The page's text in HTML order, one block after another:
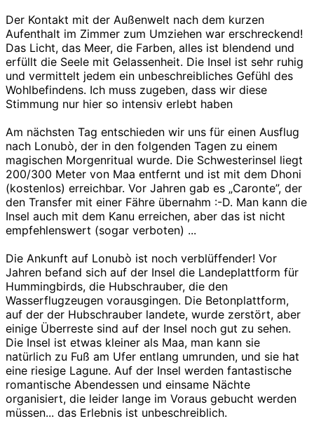
Der Kontakt mit der Außenwelt nach dem kurzen
Aufenthalt im Zimmer zum Umziehen war erschreckend!
Das Licht, das Meer, die Farben, alles ist blendend und
erfüllt die Seele mit Gelassenheit. Die Insel ist sehr ruhig
und vermittelt jedem ein unbeschreibliches Gefühl des
Wohlbefindens. Ich muss zugeben, dass wir diese
Stimmung nur hier so intensiv erlebt haben
Am nächsten Tag entschieden wir uns für einen Ausflug
nach Lonubò, der in den folgenden Tagen zu einem
magischen Morgenritual wurde. Die Schwesterinsel liegt
200/300 Meter von Maa entfernt und ist mit dem Dhoni
(kostenlos) erreichbar. Vor Jahren gab es „Caronte”, der
den Transfer mit einer Fähre übernahm :-D. Man kann die
Insel auch mit dem Kanu erreichen, aber das ist nicht
empfehlenswert (sogar verboten) ...
Die Ankunft auf Lonubò ist noch verblüffender! Vor
Jahren befand sich auf der Insel die Landeplattform für
Hummingbirds, die Hubschrauber, die den
Wasserflugzeugen vorausgingen. Die Betonplattform,
auf der der Hubschrauber landete, wurde zerstört, aber
einige Überreste sind auf der Insel noch gut zu sehen.
Die Insel ist etwas kleiner als Maa, man kann sie
natürlich zu Fuß am Ufer entlang umrunden, und sie hat
eine riesige Lagune. Auf der Insel werden fantastische
romantische Abendessen und einsame Nächte
organisiert, die leider lange im Voraus gebucht werden
müssen... das Erlebnis ist unbeschreiblich.